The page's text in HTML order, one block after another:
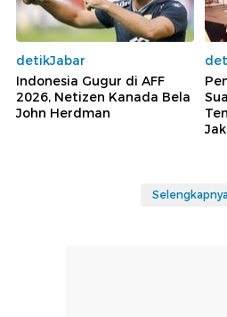
detikJabar
Indonesia Gugur di AFF
2026, Netizen Kanada Bela
John Herdman
Selengkapnya